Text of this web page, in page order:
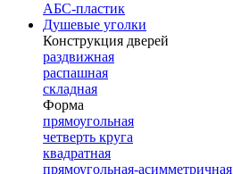
АБС-пластик
Душевые уголки
Конструкция дверей
раздвижная
распашная
складная
Форма
прямоугольная
четверть круга
квадратная
прямоугольная-асимметричная